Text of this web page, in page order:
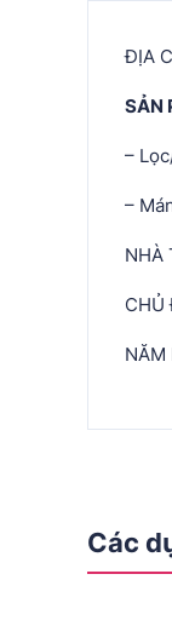
ĐỊA
SẢN
–
–
NHÀ
CHỦ
NĂM
Các